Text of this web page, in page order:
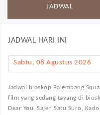
JADWAL
JADWAL HARI INI
Sabtu, 08 Agustus 2026
Jadwal bioskop Palembang
film yang sedang tayang di
Dear You, Sajen Satu Suro,